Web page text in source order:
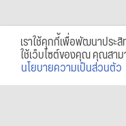
เราใช้คุกกี้เพื่อพัฒนาประ
ใช้เว็บไซต์ของคุณ คุณสา
นโยบายความเป็นส่วนตัว